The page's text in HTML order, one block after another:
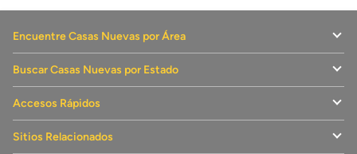
Encuentre Casas Nuevas por Área
Buscar Casas Nuevas por Estado
Accesos Rápidos
Sitios Relacionados